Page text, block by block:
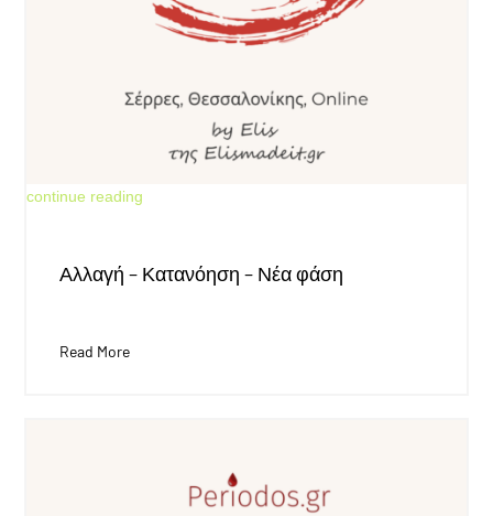
Jun 18, 2026
Αλλαγή – Κατανόηση – Νέα φάση
Read More
continue reading